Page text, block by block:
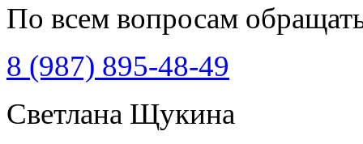
По всем вопросам
8 (987) 895-48-49
Светлана Щукина